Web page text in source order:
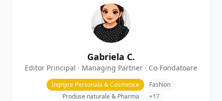
Gabriela C.
Editor Principal · Managing Partner · Co-Fondatoare
Ingrijire Personala & Cosmetice
Fashion
Produse naturale & Pharma
+17